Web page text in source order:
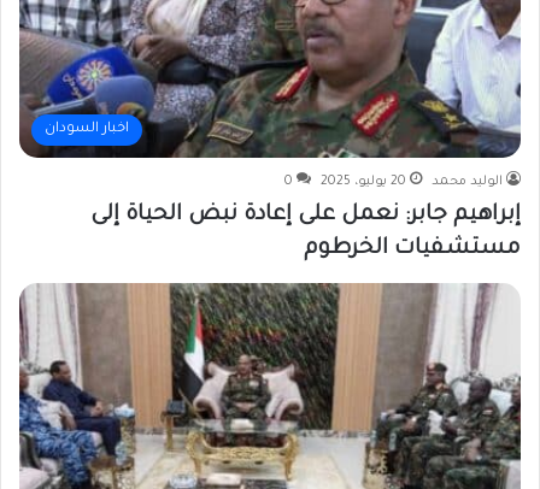
اخبار السودان
الوليد محمد 20 يوليو، 2025 0
إبراهيم جابر: نعمل على إعادة نبض الحياة إلى
مستشفيات الخرطوم